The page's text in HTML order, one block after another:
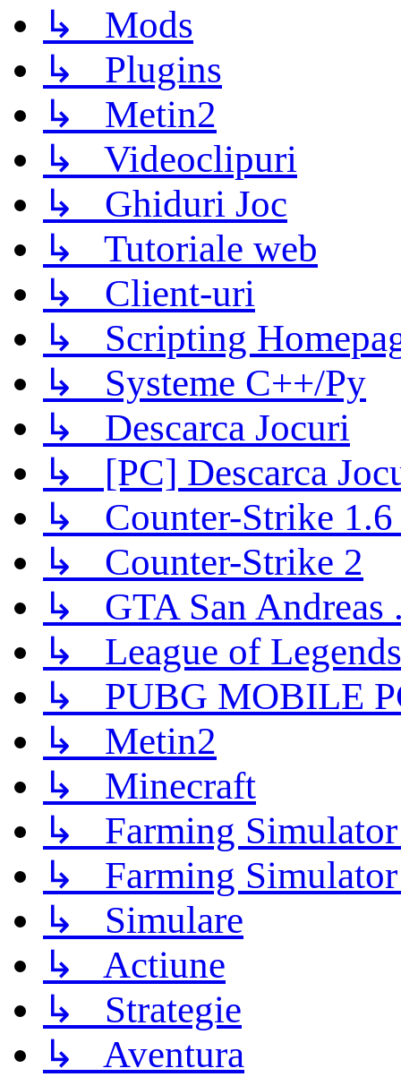
↳ Mods
↳ Plugins
↳ Metin2
↳ Videoclipuri
↳ Ghiduri Joc
↳ Tutoriale web
↳ Client-uri
↳ Scripting
↳ Systeme C++/Py
↳ Descarca Jocuri
↳ [PC] Descarca
↳ Counter-Strike 1.6
↳ Counter-Strike 2
↳ GTA San Andreas
↳ League of Legends
↳ PUBG MOBILE
↳ Metin2
↳ Minecraft
↳ Farming
↳ Farming
↳ Simulare
↳ Actiune
↳ Strategie
↳ Aventura